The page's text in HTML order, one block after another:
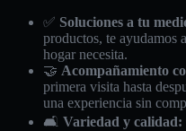
✅ Soluciones a tu
productos, te ayudamos
hogar necesita.
🤝 Acompañamiento
primera visita hasta
una experiencia sin
🛋️ Variedad y calidad: